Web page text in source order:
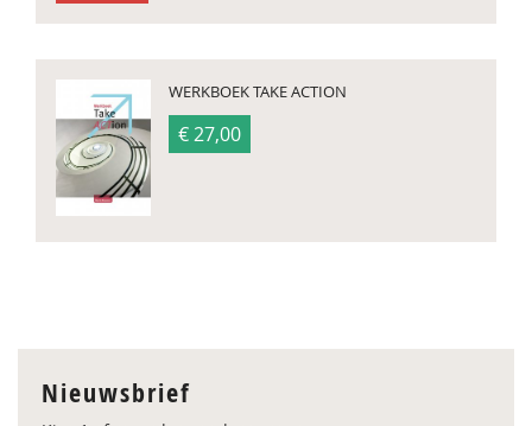
WERKBOEK TAKE ACTION
€ 27,00
Nieuwsbrief